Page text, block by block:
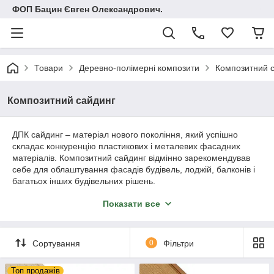
ФОП Бацин Євген Олександрович.
Товари Деревно-полімерні композити Композитний
Композитний сайдинг
ДПК сайдинг – матеріал нового покоління, який успішно
складає конкуренцію пластикових і металевих фасадних
матеріалів. Композитний сайдинг відмінно зарекомендував
себе для облаштування фасадів будівель, лоджій, балконів і
багатьох інших будівельних рішень.
Деревне борошно – 43%;
ПВХ (полівінілхлорид) - 43%;
Экодобавки – 10%;
Барвники – 4%.
Показати все
Сортування 0 Фільтри
Топ продажів